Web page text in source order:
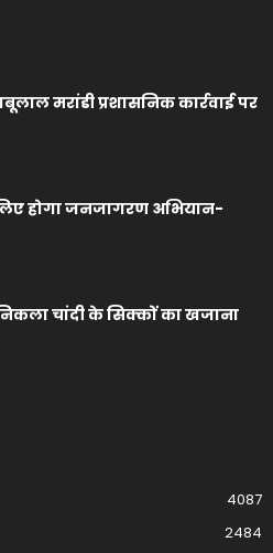
मरांडी प्रशासनिक कार्रवाई पर
होगा जनजागरण अभियान-
निकला चांदी के सिक्कों का खजाना
4087
2484